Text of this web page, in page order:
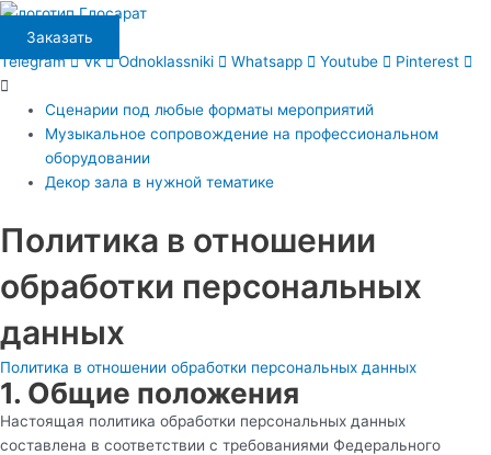
Перейти
содержимому
Заказать
Telegram
Vk Odnoklassniki Whatsapp Youtube Pinterest
Main
Menu
Сценарии под любые форматы мероприятий
Музыкальное сопровождение на профессиональном
оборудовании
Декор зала в нужной тематике
Политика в отношении
обработки персональных
данных
Политика в отношении обработки персональных данных
1. Общие положения
Настоящая политика обработки персональных данных
составлена в соответствии с требованиями Федерального